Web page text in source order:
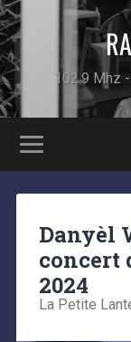
102.9 Mhz
Danyèl
concert
2024
La Petite